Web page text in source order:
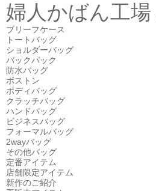
婦人かばん工場
ブリーフケース
トートバッグ
ショルダーバッグ
バックパック
防水バッグ
ボストン
ボディバッグ
クラッチバッグ
ハンドバッグ
ビジネスバッグ
フォーマルバッグ
2wayバッグ
その他バッグ
定番アイテム
店舗限定アイテム
新作のご紹介